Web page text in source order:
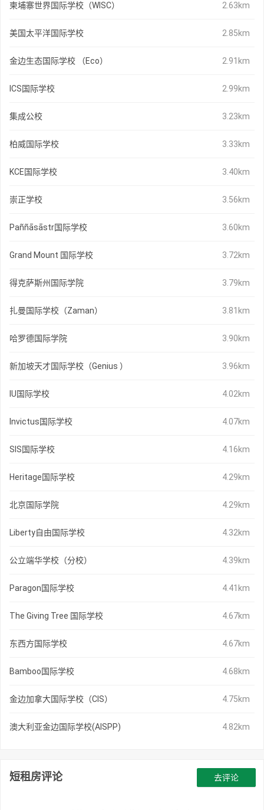
柬埔寨世界国际学校（WISC） 2.63km
美国太平洋国际学校 2.85km
金边生态国际学校 （Eco） 2.91km
ICS国际学校 2.99km
集成公校 3.23km
柏威国际学校 3.33km
KCE国际学校 3.40km
崇正学校 3.56km
Paññāsāstr国际学校 3.60km
Grand Mount 国际学校 3.72km
得克萨斯州国际学院 3.79km
扎曼国际学校（Zaman） 3.81km
哈罗德国际学院 3.90km
新加坡天才国际学校（Genius ） 3.96km
IU国际学校 4.02km
Invictus国际学校 4.07km
SIS国际学校 4.16km
Heritage国际学校 4.29km
北京国际学院 4.29km
Liberty自由国际学校 4.32km
公立端华学校（分校） 4.39km
Paragon国际学校 4.41km
The Giving Tree 国际学校 4.67km
东西方国际学校 4.67km
Bamboo国际学校 4.68km
金边加拿大国际学校（CIS） 4.75km
澳大利亚金边国际学校(AISPP) 4.82km
短租房评论 去评论